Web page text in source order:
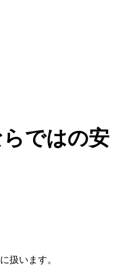
ではの安
扱います。